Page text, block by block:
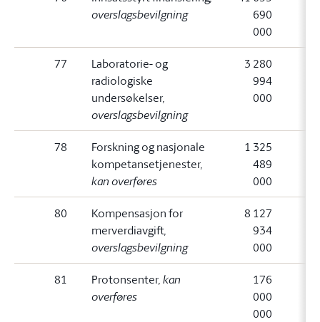
overslagsbevilgning
690
000
77
Laboratorie- og
radiologiske
undersøkelser,
overslagsbevilgning
3 280
994
000
78
Forskning og nasjonale
kompetansetjenester,
kan overføres
1 325
489
000
80
Kompensasjon for
merverdiavgift,
overslagsbevilgning
8 127
934
000
81 Protonsenter, kan
overføres
176
000
000